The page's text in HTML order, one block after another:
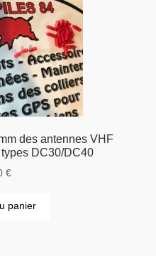
des antennes VHF
DC30/DC40
€
panier